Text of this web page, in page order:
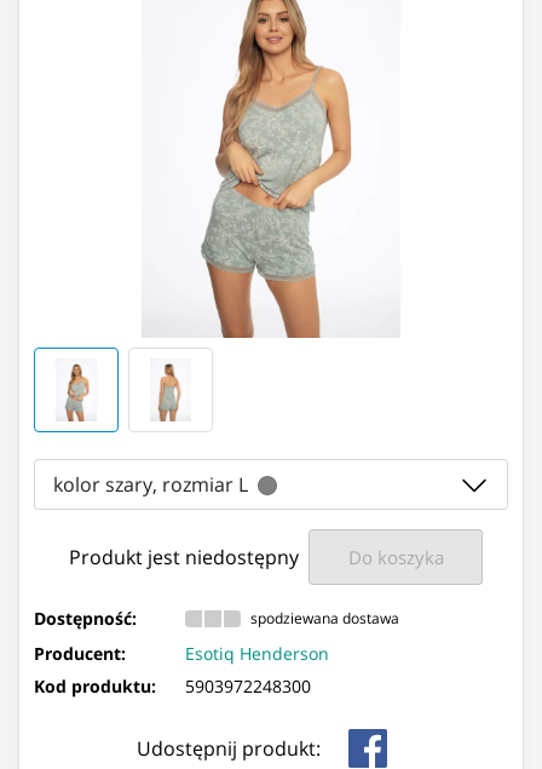
kolor szary, rozmiar L
Produkt jest niedostępny Do koszyka
Dostępność: spodziewana dostawa
Producent:
Esotiq Henderson
Kod produktu:
5903972248300
Udostępnij produkt: